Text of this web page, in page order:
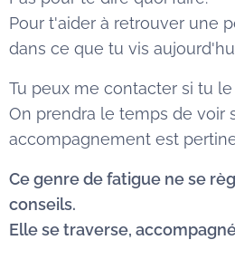
Pour t'aider à retrouver une
dans ce que tu vis
Tu peux me contacter si tu
On prendra le temps de voir
accompagnement est
Ce genre de fatigue ne se
conseils.
Elle se traverse,